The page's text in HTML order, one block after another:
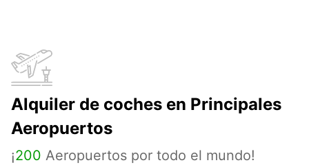
Alquiler de coches en Principales
Aeropuertos
¡200 Aeropuertos por todo el mundo!